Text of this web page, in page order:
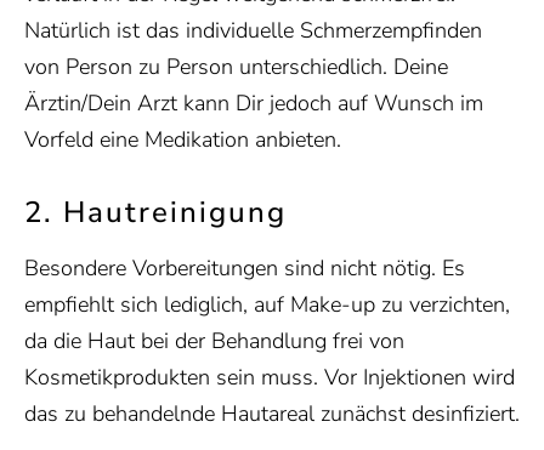
Natürlich ist das individuelle Schmerzempfinden
von Person zu Person unterschiedlich. Deine
Ärztin/Dein Arzt kann Dir jedoch auf Wunsch im
Vorfeld eine Medikation anbieten.
2. Hautreinigung
Besondere Vorbereitungen sind nicht nötig. Es
empfiehlt sich lediglich, auf Make-up zu verzichten,
da die Haut bei der Behandlung frei von
Kosmetikprodukten sein muss. Vor Injektionen wird
das zu behandelnde Hautareal zunächst desinfiziert.